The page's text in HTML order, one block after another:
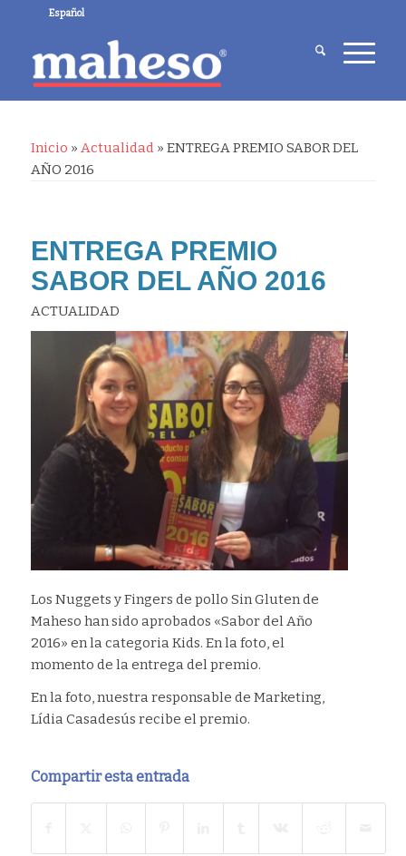
Español
Inicio » Actualidad» ENTREGA PREMIO SABOR DEL
AÑO 2016
ENTREGA PREMIO
SABOR DEL AÑO 2016
ACTUALIDAD
Los Nuggets y Fingers de pollo Sin Gluten de
Maheso han sido aprobados «Sabor del Año
2016» en la categoria Kids. En la foto, el
momento de la entrega del premio.
En la foto, nuestra responsable de Marketing,
Lídia Casadesús recibe el premio.
Compartir esta entrada